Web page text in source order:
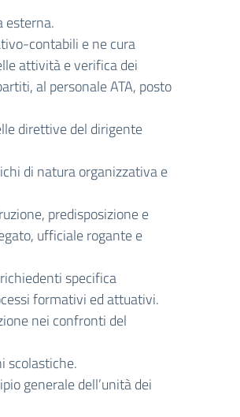
esterna.
contabili e ne cura
attività e verifica dei
al personale ATA, posto
direttive del dirigente
di natura organizzativa e
predisposizione e
ufficiale rogante e
specifica
formativi ed attuativi.
nei confronti del
scolastiche.
generale dell’unità dei